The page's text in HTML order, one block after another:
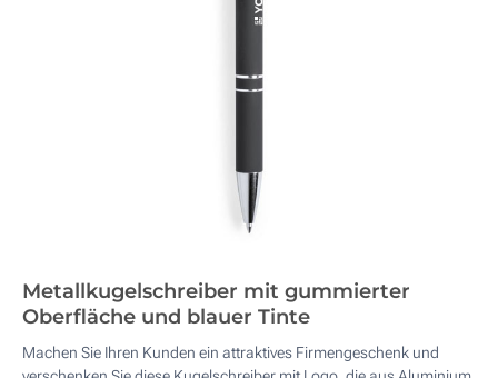
Metallkugelschreiber mit gummierter
Oberfläche und blauer Tinte
Machen Sie Ihren Kunden ein attraktives Firmengeschenk und